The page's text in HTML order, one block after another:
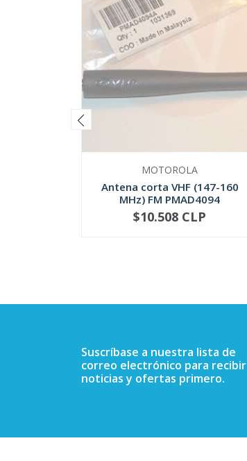
MOTOROLA
Antena corta VHF (147-160
MHz) FM PMAD4094
NOT AVAILABLE
$10.508 CLP
Suscríbase a nuestra lista de
correo electrónico para recibir
noticias y ofertas primero.